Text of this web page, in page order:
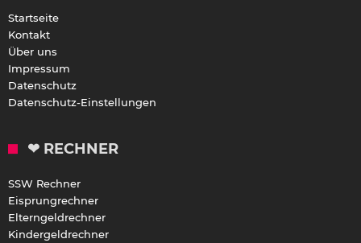
Startseite
Kontakt
Über uns
Impressum
Datenschutz
Datenschutz-Einstellungen
❤ RECHNER
SSW Rechner
Eisprungrechner
Elterngeldrechner
Kindergeldrechner